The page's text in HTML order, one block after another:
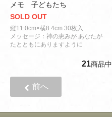
メモ 子どもたち
SOLD OUT
縦11.0cm×横8.4cm 30枚入
メッセージ：神の恵みが あなたが
たとともにありますように
21商品中
前へ